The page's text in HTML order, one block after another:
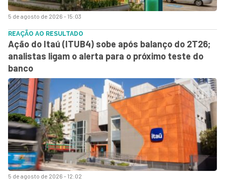
5 de agosto de 2026 - 15:03
5 de agosto de 2026 - 12:02
REAÇÃO AO RESULTADO
Ação do Itaú (ITUB4) sobe após balanço do 2T26;
analistas ligam o alerta para o próximo teste do
banco